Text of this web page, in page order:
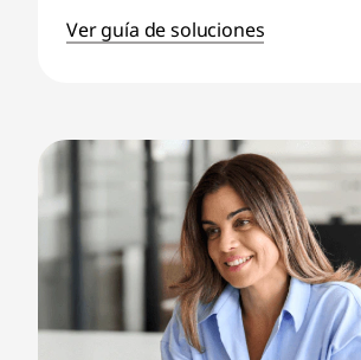
Ver guía de soluciones